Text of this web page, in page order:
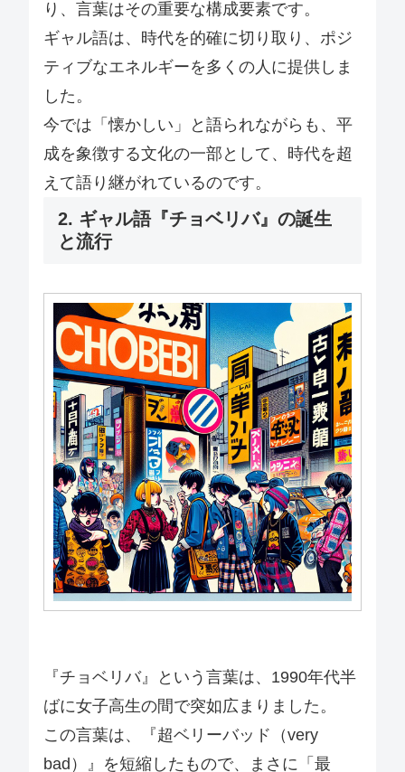
り、言葉はその重要な構成要素です。
ギャル語は、時代を的確に切り取り、ポジ
ティブなエネルギーを多くの人に提供しま
した。
今では「懐かしい」と語られながらも、平
成を象徴する文化の一部として、時代を超
えて語り継がれているのです。
2. ギャル語『チョベリバ』の誕生
と流行
『チョベリバ』という言葉は、1990年代半
ばに女子高生の間で突如広まりました。
この言葉は、『超ベリーバッド（very
bad）』を短縮したもので、まさに「最